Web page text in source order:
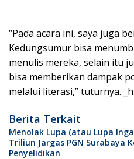
“Pada acara ini, saya juga
Kedungsumur bisa
menulis mereka, selain itu
bisa memberikan dampak
melalui literasi,” tuturnya.
Berita Terkait
Menolak Lupa (atau Lupa
Triliun Jargas PGN Surabaya
Penyelidikan